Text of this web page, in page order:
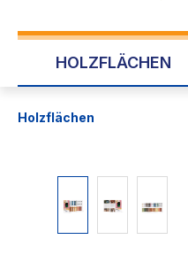
HOLZFLÄCHEN
Holzflächen